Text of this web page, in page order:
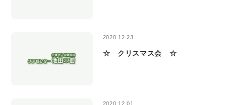
☆ クリスマス会 ☆
2020.12.23
2020.12.01